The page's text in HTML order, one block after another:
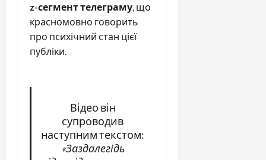
z-сегмент телеграму, що
красномовно говорить
про психічний стан цієї
публіки.
Відео він
супроводив
наступним текстом:
«Заздалегідь